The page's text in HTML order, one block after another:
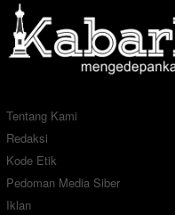
Tentang Kami
Redaksi
Kode Etik
Pedoman Media Siber
Iklan